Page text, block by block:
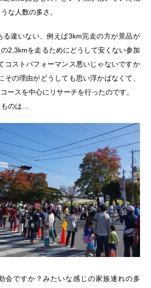
な人数の多さ。
る違いない、例えば3km完走の方が景品が
2,3kmを走るためにどうして安くない参加
コストパフォーマンス悪いじゃないですか
その理由がどうしても思い浮かばなくて、
ースを中心にリサーチを行ったのです。
のは…
会ですか？みたいな感じの家族連れの多